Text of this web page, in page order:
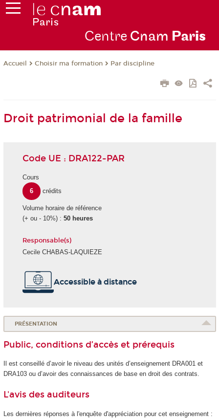
Centre Cnam Paris
Accueil Choisir ma formation Par discipline
Droit patrimonial de la famille
Code UE : DRA122-PAR
Cours
6
crédits
Volume horaire de référence
(+ ou - 10%) : 50 heures
Responsable(s)
Cecile CHABAS-LAQUIEZE
Accessible à distance
PRÉSENTATION
Public, conditions d’accès et prérequis
Il est conseillé d’avoir le niveau des unités d’enseignement DRA001 et
DRA103 ou d’avoir des connaissances de base en droit des contrats.
L'avis des auditeurs
Les dernières réponses à l'enquête d'appréciation pour cet enseignement :